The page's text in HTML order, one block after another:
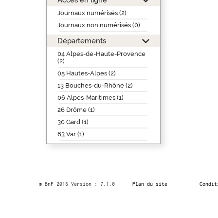
Journaux numérisés (2)
Journaux non numérisés (0)
Départements
04 Alpes-de-Haute-Provence
(2)
05 Hautes-Alpes (2)
13 Bouches-du-Rhône (2)
06 Alpes-Maritimes (1)
26 Drôme (1)
30 Gard (1)
83 Var (1)
© BnF 2016 Version : 7.1.0 Plan du site